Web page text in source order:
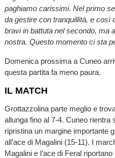
paghiamo carissimi. Nel primo
da gestire con tranquillità, e così
bravi in battuta nel secondo, ma
nostra. Questo momento ci sta
Domenica prossima a Cuneo
questa partita fa meno paura.
IL MATCH
Grottazzolina parte meglio e
allunga fino al 7-4. Cuneo rientra
ripristina un margine importante
all’ace di Magalini (15-11). I
Magalini e l’ace di Feral